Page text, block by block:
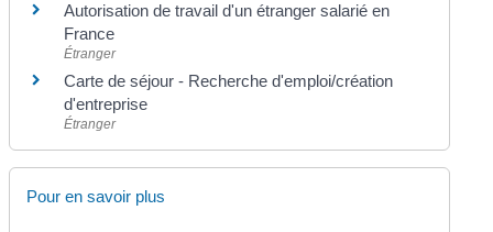
Autorisation de travail d'un étranger salarié en
France
Étranger
Carte de séjour - Recherche d'emploi/création
d'entreprise
Étranger
Pour en savoir plus